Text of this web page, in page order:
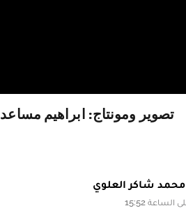
تصوير ومونتاج: ابراهيم مساعد
محمد شاكر العلوي